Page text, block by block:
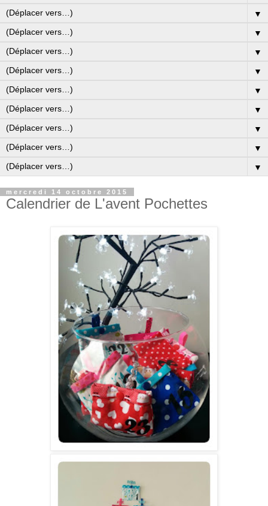
▼
▼
▼
▼
▼
▼
▼
▼
▼
mercredi 14 octobre 2015
Calendrier de L'avent Pochettes